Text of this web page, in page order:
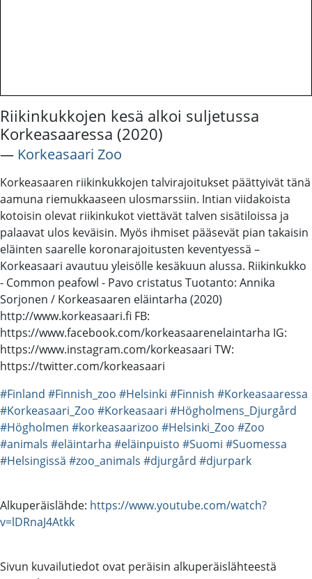
Riikinkukkojen kesä alkoi suljetussa
Korkeasaaressa (2020)
― Korkeasaari Zoo
Korkeasaaren riikinkukkojen talvirajoitukset päättyivät tänä
aamuna riemukkaaseen ulosmarssiin. Intian viidakoista
kotoisin olevat riikinkukot viettävät talven sisätiloissa ja
palaavat ulos keväisin. Myös ihmiset pääsevät pian takaisin
eläinten saarelle koronarajoitusten keventyessä –
Korkeasaari avautuu yleisölle kesäkuun alussa. Riikinkukko
- Common peafowl - Pavo cristatus Tuotanto: Annika
Sorjonen / Korkeasaaren eläintarha (2020)
http://www.korkeasaari.fi FB:
https://www.facebook.com/korkeasaarenelaintarha IG:
https://www.instagram.com/korkeasaari TW:
https://twitter.com/korkeasaari
#Finland #Finnish_zoo #Helsinki #Finnish #Korkeasaaressa
#Korkeasaari_Zoo #Korkeasaari #Högholmens_Djurgård
#Högholmen #korkeasaarizoo #Helsinki_Zoo #Zoo
#animals #eläintarha #eläinpuisto #Suomi #Suomessa
#Helsingissä #zoo_animals #djurgård #djurpark
Alkuperäislähde: https://www.youtube.com/watch?
v=lDRnaJ4Atkk
Sivun kuvailutiedot ovat peräisin alkuperäislähteestä